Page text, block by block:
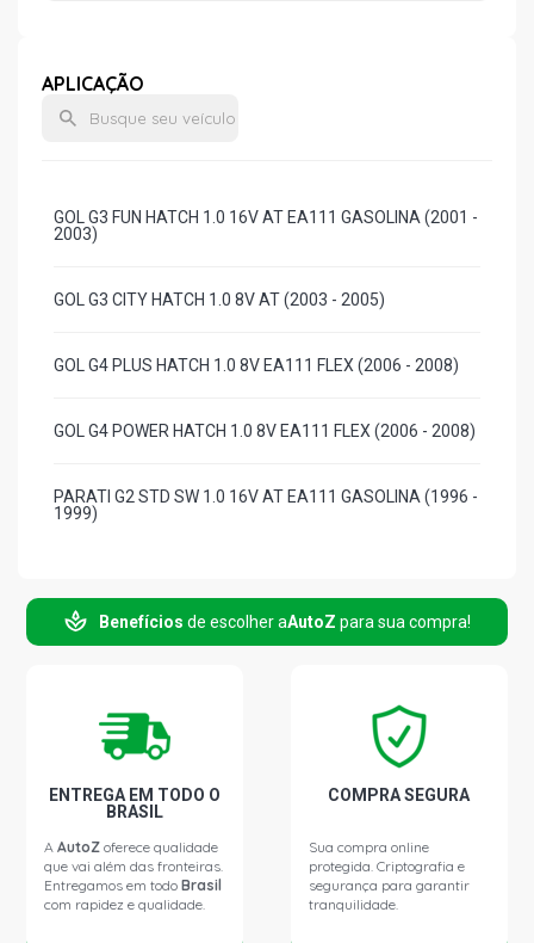
APLICAÇÃO
GOL G3 FUN HATCH 1.0 16V AT EA111 GASOLINA (2001 -
2003)
GOL G3 CITY HATCH 1.0 8V AT (2003 - 2005)
GOL G4 PLUS HATCH 1.0 8V EA111 FLEX (2006 - 2008)
GOL G4 POWER HATCH 1.0 8V EA111 FLEX (2006 - 2008)
PARATI G2 STD SW 1.0 16V AT EA111 GASOLINA (1996 -
1999)
GASOLINA (2003 - 2005)
PARATI G3 FUN SW 1.0 16V AT EA111 GASOLINA (2001 -
Benefícios de escolher aAutoZ para sua compra!
ENTREGA EM TODO O
BRASIL
AAutoZ oferece qualidade
que vai além das fronteiras.
Entregamos em todoBrasil
com rapidez e qualidade.
COMPRA SEGURA
Sua compra online
protegida. Criptografia e
segurança para garantir
tranquilidade.